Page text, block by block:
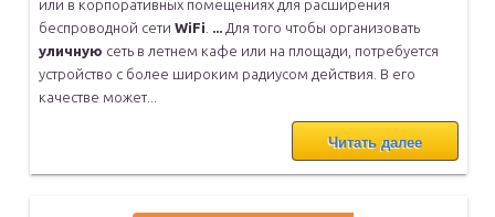
или в корпоративных помещениях для расширения
беспроводной сети WiFi ... Для того чтобы организовать
уличную сеть в летнем кафе или на площади, потребуется
устройство с более широким радиусом действия. В его
качестве может...
Читать далее